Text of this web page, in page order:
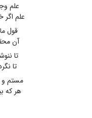
علم
علم
قول
آن
تا
تا
مستم
هر که